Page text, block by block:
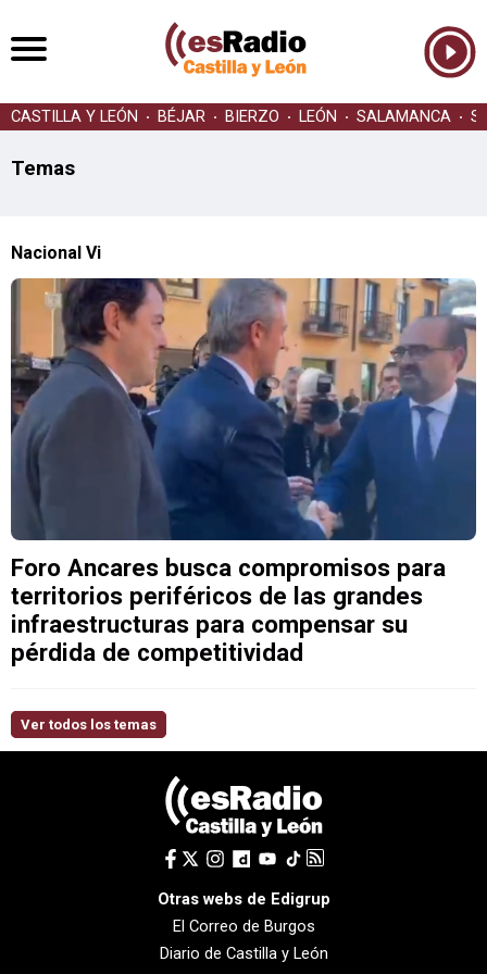
CASTILLA Y LEÓN BÉJAR BIERZO LEÓN SALAMANCA
Temas
Nacional Vi
Foro Ancares busca compromisos para
territorios periféricos de las grandes
infraestructuras para compensar su
pérdida de competitividad
Ver todos los temas
Otras webs de Edigrup
El Correo de Burgos
Diario de Castilla y León